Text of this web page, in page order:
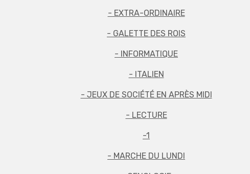
- EXTRA-ORDINAIRE
- GALETTE DES ROIS
- INFORMATIQUE
- ITALIEN
- JEUX DE SOCIÉTÉ EN APRÈS MIDI
- LECTURE
-1
- MARCHE DU LUNDI